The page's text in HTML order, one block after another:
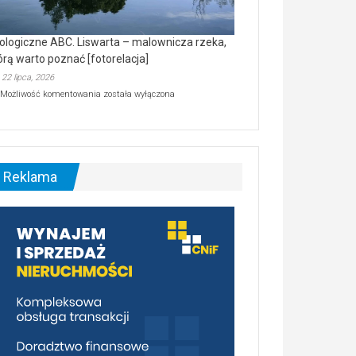
ABC. Liswarta – malownicza rzeka,
warto poznać [fotorelacja]
22 lipca, 2026
Możliwość komentowania Ekologiczne
–
malownicza
[fotorelacja]
została wyłączona
Reklama